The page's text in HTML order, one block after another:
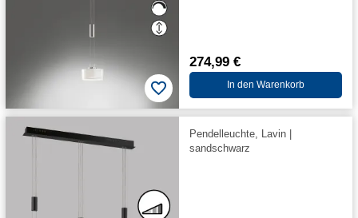
274,99 €
In den Warenkorb
Pendelleuchte, Lavin |
sandschwarz